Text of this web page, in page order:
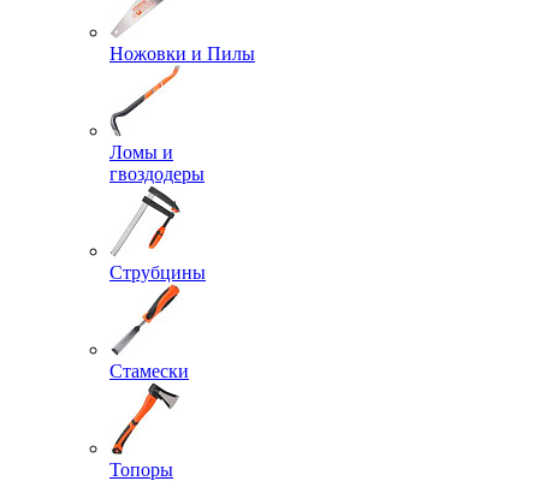
Ножовки и Пилы
Ломы и
гвоздодеры
Струбцины
Стамески
Топоры